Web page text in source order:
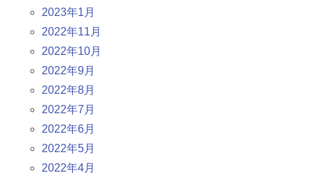
2023年1月
2022年11月
2022年10月
2022年9月
2022年8月
2022年7月
2022年6月
2022年5月
2022年4月